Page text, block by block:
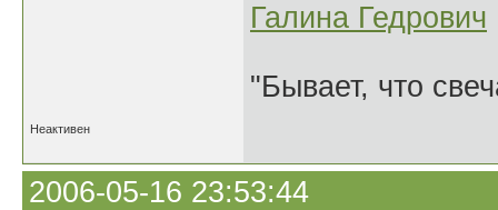
Галина Гедрович
"Бывает, что
Неактивен
2006-05-16 23:53:44